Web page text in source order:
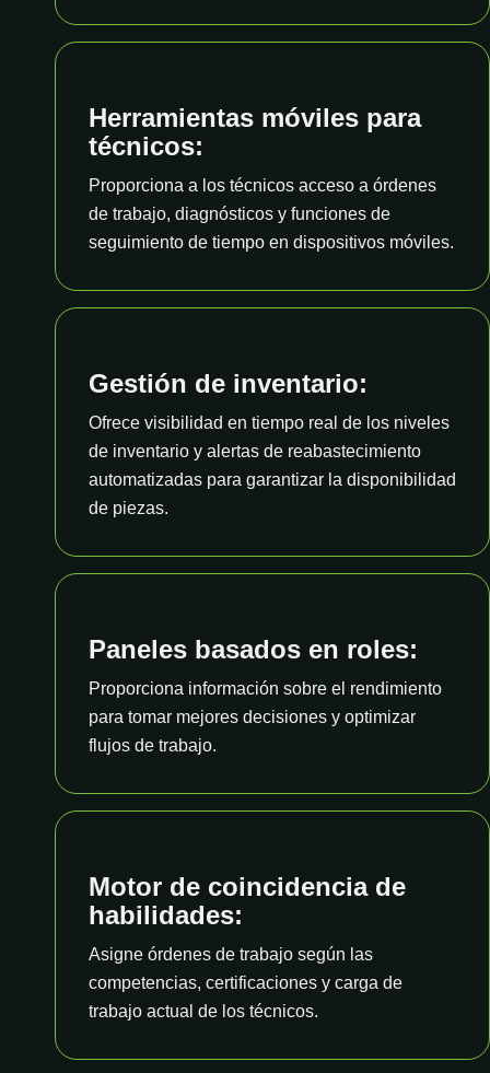
Herramientas móviles para
técnicos:
Proporciona a los técnicos acceso a órdenes
de trabajo, diagnósticos y funciones de
seguimiento de tiempo en dispositivos móviles.
Gestión de inventario:
Ofrece visibilidad en tiempo real de los niveles
de inventario y alertas de reabastecimiento
automatizadas para garantizar la disponibilidad
de piezas.
Paneles basados en roles:
Proporciona información sobre el rendimiento
para tomar mejores decisiones y optimizar
flujos de trabajo.
Motor de coincidencia de
habilidades:
Asigne órdenes de trabajo según las
competencias, certificaciones y carga de
trabajo actual de los técnicos.